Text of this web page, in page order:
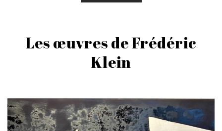
Les œuvres de Frédéric
Klein